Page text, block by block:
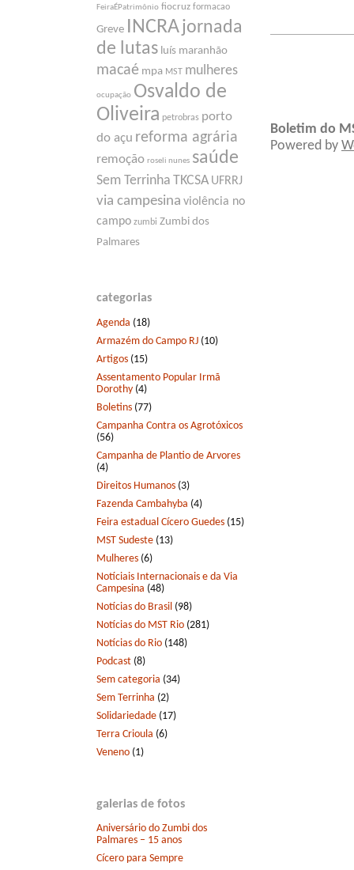
FeiraÉPatrimônio fiocruz formacao
Greve INCRA jornada
de lutas luís maranhão
macaé mpa MST mulheres
ocupação Osvaldo de
Oliveira petrobras porto
do açu reforma agrária
remoção roseli nunes saúde
Sem Terrinha TKCSA UFRRJ
via campesina violência no
campo zumbi Zumbi dos
Palmares
categorias
Agenda (18)
Armazém do Campo RJ (10)
Artigos (15)
Assentamento Popular Irmã
Dorothy (4)
Boletins (77)
Campanha Contra os Agrotóxicos
(56)
Campanha de Plantio de Arvores
(4)
Direitos Humanos (3)
Fazenda Cambahyba (4)
Feira estadual Cícero Guedes (15)
MST Sudeste (13)
Mulheres (6)
Notíciais Internacionais e da Via
Campesina (48)
Notícias do Brasil (98)
Notícias do MST Rio (281)
Notícias do Rio (148)
Podcast (8)
Sem categoria (34)
Sem Terrinha (2)
Solidariedade (17)
Terra Crioula (6)
Veneno (1)
galerias de fotos
Aniversário do Zumbi dos
Palmares – 15 anos
Cícero para Sempre
Boletim do
Powered by